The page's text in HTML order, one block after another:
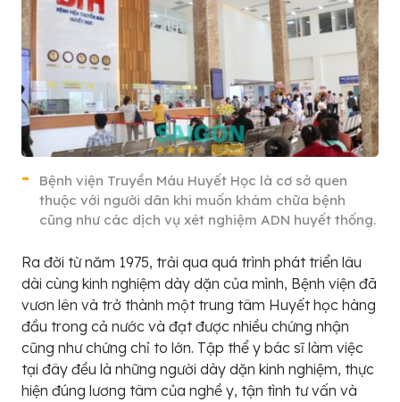
Bệnh viện Truyền Máu Huyết Học là cơ sở quen
thuộc với người dân khi muốn khám chữa bệnh
cũng như các dịch vụ xét nghiệm ADN huyết thống.
Ra đời từ năm 1975, trải qua quá trình phát triển lâu
dài cùng kinh nghiệm dày dặn của mình, Bệnh viện đã
vươn lên và trở thành một trung tâm Huyết học hàng
đầu trong cả nước và đạt được nhiều chứng nhận
cũng như chứng chỉ to lớn. Tập thể y bác sĩ làm việc
tại đây đều là những người dày dặn kinh nghiệm, thực
hiện đúng lương tâm của nghề y, tận tình tư vấn và